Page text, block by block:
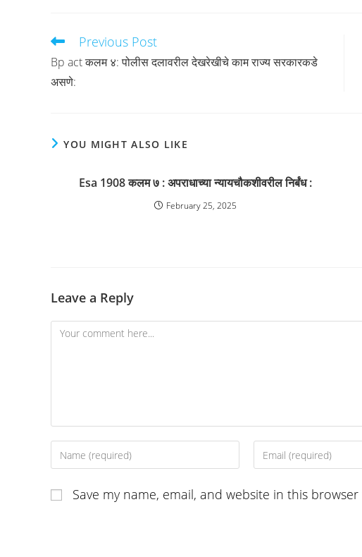
Read
articles
Previous Post
Bp act कलम ४: पोलीस दलावरील देखरेखीचे काम राज्य सरकारकडे
असणे:
YOU MIGHT ALSO LIKE
Esa 1908 कलम ७ : अपराधाच्या न्यायचौकशीवरील निर्बंध :
February 25, 2025
Leave a Reply
Comment
Enter
your
or
Enter
your
address
Save my name, email, and website in this